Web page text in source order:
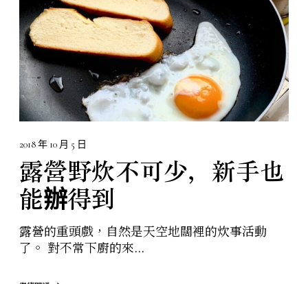
可
少
，
新
手
也
能
辦
得
到
2018 年 10 月 5 日
露營野炊不可少，新手也
能辦得到
露營的重頭戲，自然是天空地闊裡的炊事活動
了。 對不常下廚的來...